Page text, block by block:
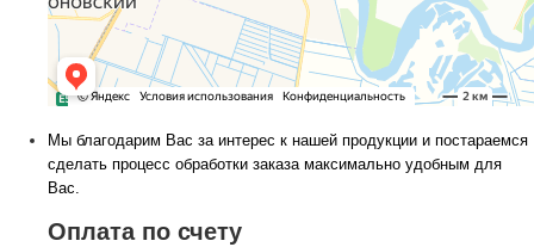
Мы благодарим Вас за интерес к нашей продукции и постараемся
сделать процесс обработки заказа максимально удобным для
Вас.
Оплата по счету